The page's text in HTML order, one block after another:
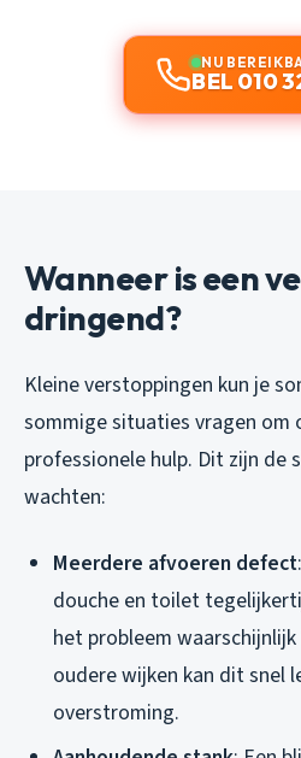
NU
BEL 010
Wanneer is een
dringend?
Kleine verstoppingen kun je
sommige situaties vragen om
professionele hulp. Dit zijn de
wachten:
Meerdere afvoeren defect
douche en toilet
het probleem
oudere wijken kan dit snel
overstroming.